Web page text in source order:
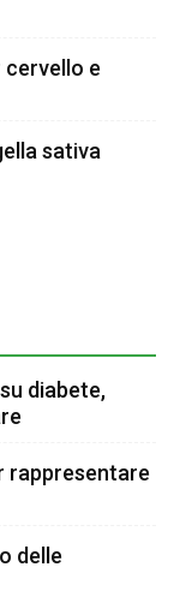
e
sativa
diabete,
rappresentare
delle